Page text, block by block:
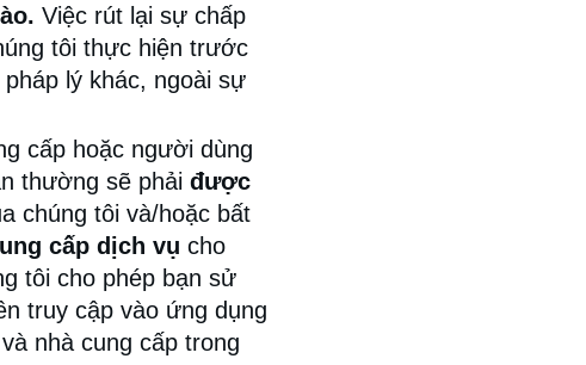
Việc rút lại sự chấp
tôi thực hiện trước
lý khác, ngoài sự
cấp hoặc người dùng
thường sẽ phải được
chúng tôi và/hoặc bất
cấp dịch vụ cho
tôi cho phép bạn sử
truy cập vào ứng dụng
nhà cung cấp trong